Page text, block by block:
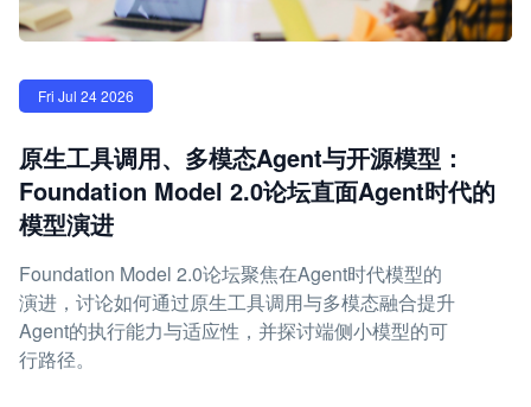
Fri Jul 24 2026
原生工具调用、多模态Agent与开源模型：
Foundation Model 2.0论坛直面Agent时代的
模型演进
Foundation Model 2.0论坛聚焦在Agent时代模型的
演进，讨论如何通过原生工具调用与多模态融合提升
Agent的执行能力与适应性，并探讨端侧小模型的可
行路径。